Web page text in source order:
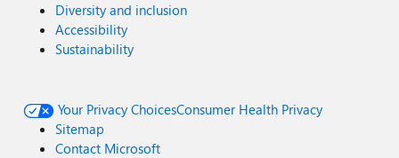
Diversity and inclusion
Accessibility
Sustainability
Your Privacy ChoicesConsumer Health Privacy
Sitemap
Contact Microsoft